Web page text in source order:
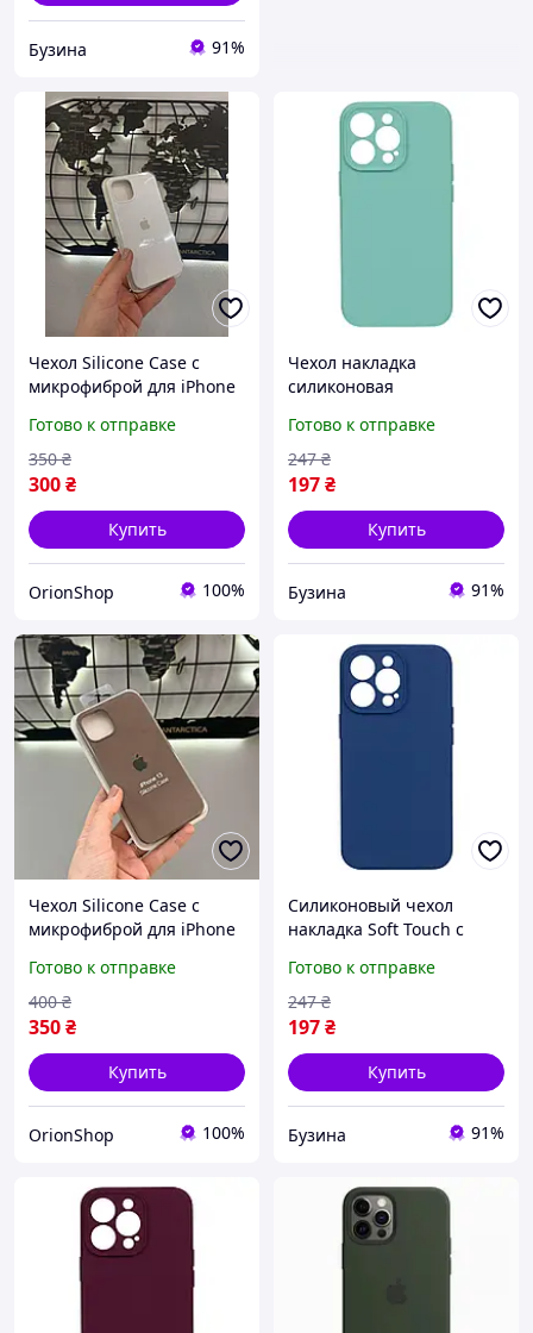
Бузина 91%
Чехол Silicone Case с
микрофиброй для iPhone
накладка для Айфон 13
Готово к отправке
300₴
350 ₴
Купить
OrionShop 100%
Чехол накладка
силиконовая
защитой камеры без
логотипа для iPhone 13
Pro Max цвет Sea Blue
buzyna
Готово к отправке
197₴
247 ₴
Купить
Бузина 91%
Чехол Silicone Case с
микрофиброй для iPhone
накладка для Айфон 13
(Коричневый)
Готово к отправке
350₴
400 ₴
Купить
OrionShop 100%
Силиконовый чехол
накладка Soft Touch с
смартфона iPhone 13 Pro
Max цвет blue cobalt
buzyna
Готово к отправке
197₴
247 ₴
Купить
Бузина 91%